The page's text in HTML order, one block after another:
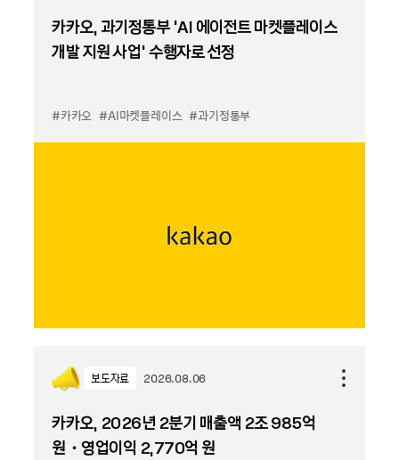
카카오, 과기정통부 ‘AI 에이전트 마켓플레이스
개발 지원 사업’ 수행자로 선정
#카카오 #AI마켓플레이스 #과기정통부
보도자료 2026.08.06
카카오, 2026년 2분기 매출액 2조 985억
원・영업이익 2,770억 원